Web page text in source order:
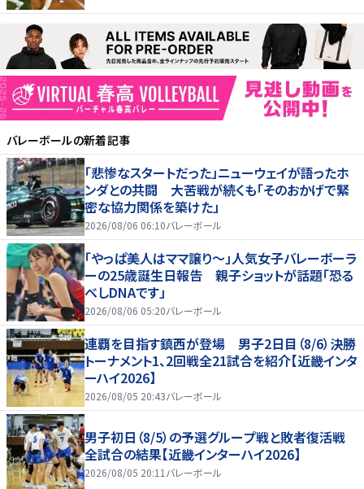
バレーボールの新着記事
「悲惨なスタートだった」ニューウェイが語ったホ
ンダとの共闘 大苦戦が続くも「そのおかげで緊
密な協力関係を築けた」
2026/08/06 06:10バレーボール
「やっぱ美人はママ譲り～」人気女子バレーボーラ
ーの25歳誕生日報告 親子ショットが話題「恐る
べしDNAです」
2026/08/06 05:20バレーボール
連覇を目指す鎮西が登場 男子2日目（8/6）決勝
トーナメント1、2回戦全21試合を紹介【近畿インタ
ーハイ2026】
2026/08/05 20:43バレーボール
男子初日（8/5）の予選グループ戦と敗者復活戦
全試合の結果【近畿インターハイ2026】
2026/08/05 20:11 バレーボール